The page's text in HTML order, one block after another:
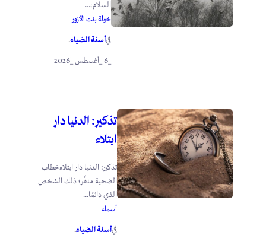
السلام،...
خولة بنت الأزور
فيأسنة الضياء.
تذكير: الدنيا دار
ابتلاء
تذكير: الدنيا دار ابتلاءخطاب
الضحية منفِّر؛ ذلك الشخص
الذي دائمًا...
أسماء
فيأسنة الضياء.